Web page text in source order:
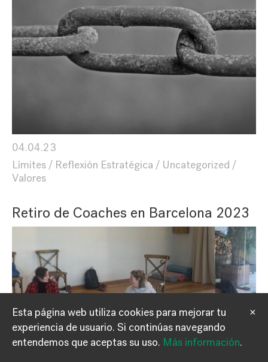
Información Contacto
04.04.23
Límites
Reflexión Estratégica
Uncategorized
Valores
Retiro de Coaches en Barcelona 2023
×
Esta página web utiliza cookies para mejorar tu
experiencia de usuario. Si continúas navegando
entendemos que aceptas su uso. Más información.